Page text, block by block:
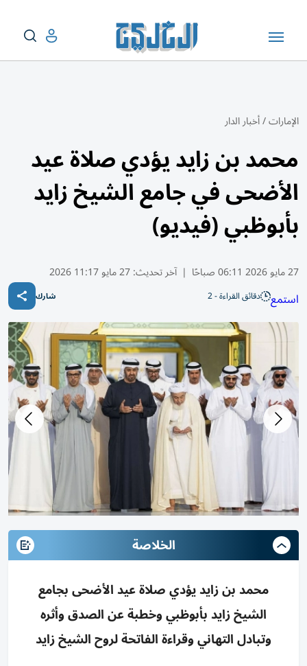
الإمارات/أخبار الدار
محمد بن زايد يؤدي صلاة عيد
الأضحى في جامع الشيخ زايد
بأبوظبي (فيديو)
27 مايو 2026 06:11 صباحًا | آخر تحديث:27 مايو 11:17 2026
استمع دقائق القراءة - 2 شارك
الخلاصة
محمد بن زايد يؤدي صلاة عيد الأضحى بجامع
الشيخ زايد بأبوظبي وخطبة عن الصدق وأثره
وتبادل التهاني وقراءة الفاتحة لروح الشيخ زايد